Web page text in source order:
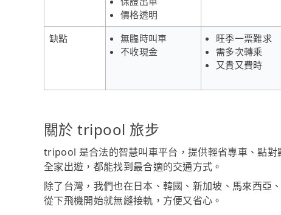
價格透明
缺點
無臨時叫車
不收現金
旺季一票難求
需多次轉乘
又貴又費時
關於 tripool 旅步
tripool 是合法的智慧叫車平台，提供輕省專車、點
全家出遊，都能找到最合適的交通方式。
除了台灣，我們也在日本、韓國、新加坡、馬來西亞
從下飛機開始就無縫接軌，方便又省心。